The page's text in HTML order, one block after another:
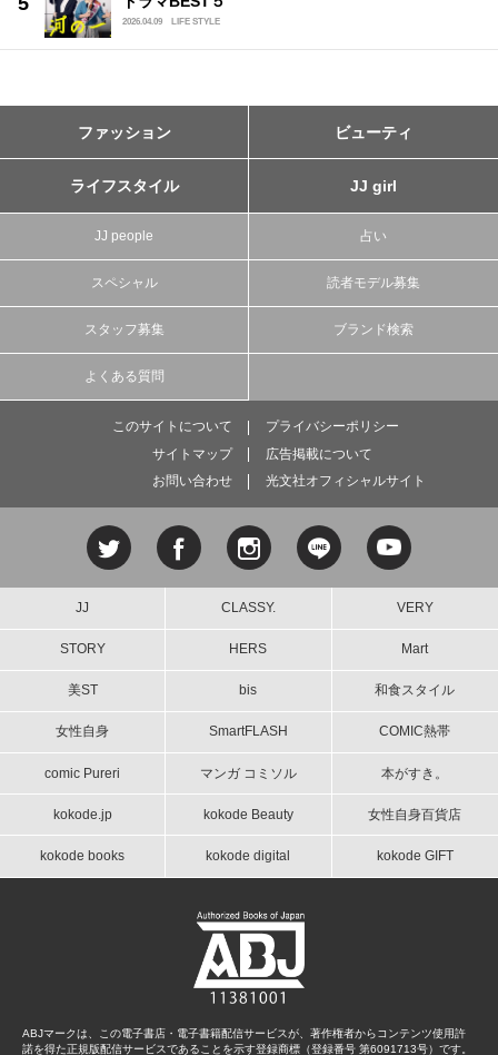
2026.04.09 LIFE STYLE
ファッション ビューティ
ライフスタイル JJ girl
JJ people 占い
スペシャル 読者モデル募集
スタッフ募集 ブランド検索
よくある質問
このサイトについて
プライバシーポリシー
サイトマップ
広告掲載について
お問い合わせ
光文社オフィシャルサイト
JJ CLASSY. VERY
STORY HERS Mart
美ST bis 和食スタイル
女性自身 SmartFLASH COMIC熱帯
comic Pureri マンガ コミソル 本がすき。
kokode.jp kokode Beauty 女性自身百貨店
kokode books kokode digital kokode GIFT
ABJマークは、この電子書店・電子書籍配信サービスが、著作権者からコンテンツ使用許
諾を得た正規版配信サービスであることを示す登録商標（登録番号 第6091713号）です。